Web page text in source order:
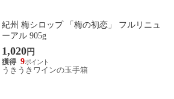
紀州 梅シロップ 「梅の初恋」 フルリニュ
ーアル 905g
1,020円
9
うきうきワインの玉手箱